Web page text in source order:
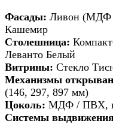
Фасады: Ливон (МДФ
Кашемир
Столешница:
Леванто Белый
Витрины: Стекло
Механизмы
(146, 297, 897 мм)
Цоколь: МДФ / ПВХ,
Системы